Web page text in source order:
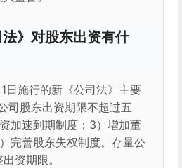
》对股东出资有什
日施行的新《公司法》主要
司股东出资期限不超过五
加速到期制度；3）增加董
完善股东失权制度。存量公
资期限。